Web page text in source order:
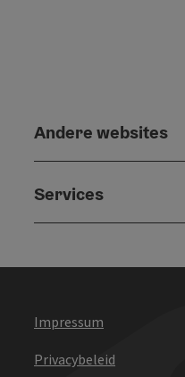
Andere websites
Services
Impressum
Privacybeleid